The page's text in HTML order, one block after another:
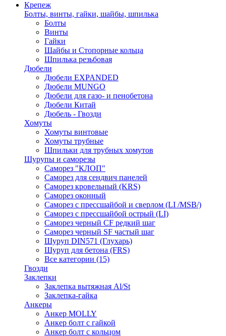
Крепеж
Болты, винты, гайки, шайбы, шпилька
Болты
Винты
Гайки
Шайбы и Стопорные кольца
Шпилька резьбовая
Дюбели
Дюбели EXPANDED
Дюбели MUNGO
Дюбели для газо- и пенобетона
Дюбели Китай
Дюбель - Гвозди
Хомуты
Хомуты винтовые
Хомуты трубные
Шпильки для трубных хомутов
Шурупы и саморезы
Саморез "КЛОП"
Саморез для сендвич панелей
Саморез кровельный (KRS)
Саморез оконный
Саморез с прессшайбой и сверлом (LI /MSB/)
Саморез с прессшайбой острый (LI)
Саморез черный CF редкий шаг
Саморез черный SF частый шаг
Шуруп DIN571 (Глухарь)
Шуруп для бетона (FRS)
Все категории (15)
Гвозди
Заклепки
Заклепка вытяжная Al/St
Заклепка-гайка
Анкеры
Анкер MOLLY
Анкер болт с гайкой
Анкер болт с кольцом